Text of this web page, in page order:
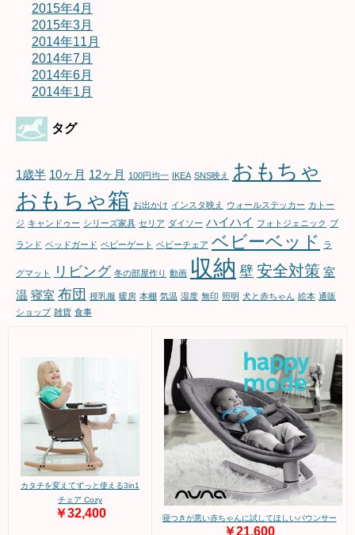
2015年4月
2015年3月
2014年11月
2014年7月
2014年6月
2014年1月
タグ
1歳半 10ヶ月 12ヶ月 100円均一 IKEA SNS映え おもちゃ
おもちゃ箱 お出かけ インスタ映え ウォールステッカー カトー
ジ キャンドゥー シリーズ家具 セリア ダイソー ハイハイ フォトジェニック ブ
ランド ベッドガード ベビーゲート ベビーチェア ベビーベッド ラ
グマット リビング 冬の部屋作り 動画 収納 壁 安全対策 室
温 寝室 布団 授乳服 暖房 本棚 気温 湿度 無印 照明 犬と赤ちゃん 絵本 通販
ショップ 雑貨 食事
カタチを変えてずっと使える3in1
チェア Cozy
￥32,400 寝つきが悪い赤ちゃんに試してほしいバウンサー
￥21,600